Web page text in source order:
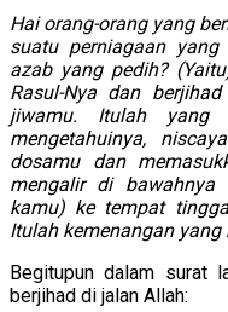
Hai orang-orang yang
suatu perniagaan
azab yang pedih?
Rasul-Nya dan
jiwamu. Itulah
mengetahuinya,
dosamu dan
mengalir di bawahnya
kamu) ke tempat
Itulah kemenangan yang
Begitupun dalam surat
berjihad di jalan Allah: